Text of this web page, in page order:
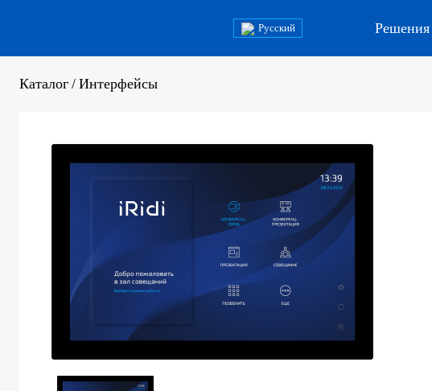
Русский Решения
Каталог / Интерфейсы